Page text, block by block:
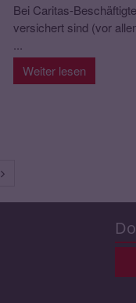
Bei Caritas-
versichert sind (vor
...
Weiter lesen
Nächste